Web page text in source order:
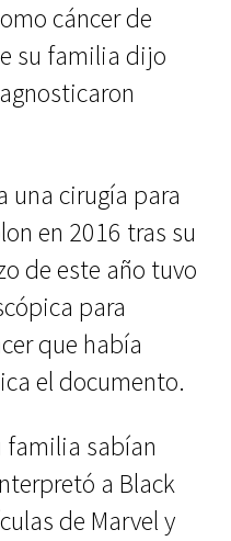
cáncer de
su familia dijo
una cirugía para
en 2016 tras su
de este año tuvo
para
que había
el documento.
familia sabían
a Black
de Marvel y